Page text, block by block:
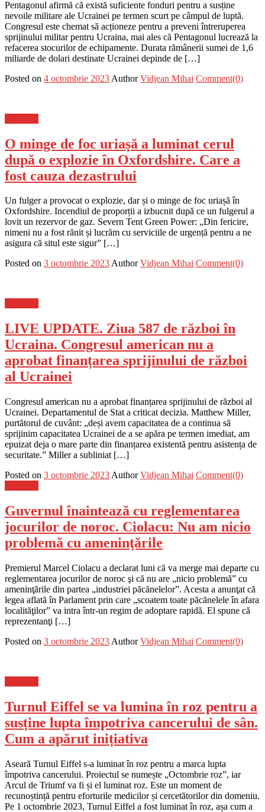
Pentagonul afirmă că există suficiente fonduri pentru a susține
nevoile militare ale Ucrainei pe termen scurt pe câmpul de luptă.
Congresul este chemat să acționeze pentru a preveni întreruperea
sprijinului militar pentru Ucraina, mai ales că Pentagonul lucrează la
refacerea stocurilor de echipamente. Durata rămânerii sumei de 1,6
miliarde de dolari destinate Ucrainei depinde de […]
Posted on 4 octombrie 2023 Author Vidjean Mihai Comment(0)
O minge de foc uriașă a luminat cerul
după o explozie în Oxfordshire. Care a
fost cauza dezastrului
Un fulger a provocat o explozie, dar și o minge de foc uriașă în
Oxfordshire. Incendiul de proporții a izbucnit după ce un fulgerul a
lovit un rezervor de gaz. Severn Tent Green Power: „Din fericire,
nimeni nu a fost rănit și lucrăm cu serviciile de urgență pentru a ne
asigura că situl este sigur” […]
Posted on 3 octombrie 2023Author Vidjean Mihai Comment(0)
LIVE UPDATE. Ziua 587 de război în
Ucraina. Congresul american nu a
aprobat finanțarea sprijinului de război
al Ucrainei
Congresul american nu a aprobat finanțarea sprijinului de război al
Ucrainei. Departamentul de Stat a criticat decizia. Matthew Miller,
purtătorul de cuvânt: „deși avem capacitatea de a continua să
sprijinim capacitatea Ucrainei de a se apăra pe termen imediat, am
epuizat deja o mare parte din finanțarea existentă pentru asistența de
securitate.” Miller a subliniat […]
Posted on 3 octombrie 2023 Author Vidjean Mihai Comment(0)
Guvernul înaintează cu reglementarea
jocurilor de noroc. Ciolacu: Nu am nicio
problemă cu ameninţările
Premierul Marcel Ciolacu a declarat luni că va merge mai departe cu
reglementarea jocurilor de noroc şi că nu are „nicio problemă” cu
ameninţările din partea „industriei păcănelelor”. Acesta a anunţat că
legea aflată în Parlament prin care „scoatem toate păcănelele în afara
localităţilor” va intra într-un regim de adoptare rapidă. El spune că
reprezentanţi […]
Posted on 3 octombrie 2023 Author Vidjean Mihai Comment(0)
Turnul Eiffel se va lumina în roz pentru a
susține lupta împotriva cancerului de sân.
Cum a apărut inițiativa
Aseară Turnul Eiffel s-a luminat în roz pentru a marca lupta
împotriva cancerului. Proiectul se numește „Octombrie roz”, iar
Arcul de Triumf va fi și el luminat roz. Este un moment de
recunoștință pentru eforturile medicilor și cercetătorilor din domeniu.
Pe 1 octombrie 2023, Turnul Eiffel a fost luminat în roz, așa cum a